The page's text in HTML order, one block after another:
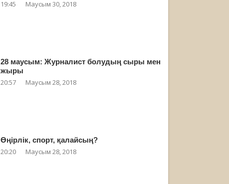
19:45 Маусым 30, 2018
28 маусым: Журналист болудың сыры мен
жыры
20:57 Маусым 28, 2018
Өңірлік, спорт, қалайсың?
20:20 Маусым 28, 2018